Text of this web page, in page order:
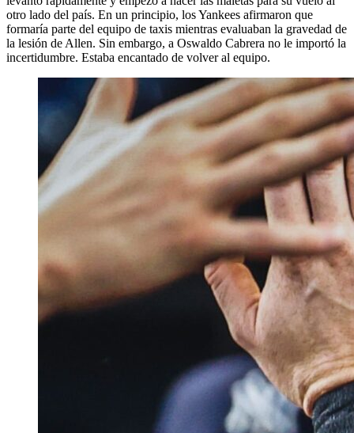
otro lado del país. En un principio, los Yankees afirmaron que
formaría parte del equipo de taxis mientras evaluaban la gravedad de
la lesión de Allen. Sin embargo, a Oswaldo Cabrera no le importó la
incertidumbre. Estaba encantado de volver al equipo.